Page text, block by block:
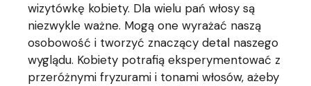
wizytówkę kobiety. Dla wielu pań włosy są
niezwykle ważne. Mogą one wyrażać naszą
osobowość i tworzyć znaczący detal naszego
wyglądu. Kobiety potrafią eksperymentować z
przeróżnymi fryzurami i tonami włosów, ażeby